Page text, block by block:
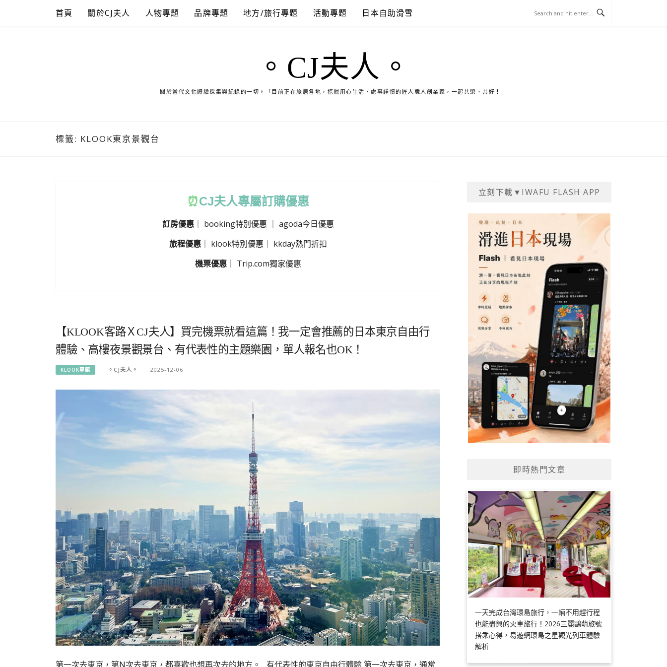
首頁 關於CJ夫人 人物專題 品牌專題 地方/旅行專題 活動專題 日本自助滑雪
。CJ夫人。
關於當代文化體驗採集與紀錄的一切。「目前正在旅居各地，挖掘用心生活、處事謹慎的匠人職人創業家，一起共榮、共好！」
標籤: KLOOK東京景觀台
⏰CJ夫人專屬訂購優惠
訂房優惠｜ booking特別優惠
agoda今日優惠
旅程優惠｜ klook特別優惠
kkday熱門折扣
機票優惠｜ Trip.com獨家優惠
【KLOOK客路ＸCJ夫人】買完機票就看這篇！我一定會推薦的日本東京自由行
體驗、高樓夜景觀景台、有代表性的主題樂園，單人報名也OK！
KLOOK專題 。CJ夫人。 2025-12-06
第一次去東京，第N次去東京，都喜歡也想再次去的地方。 有代表性的東京自由行體驗 第一次去東京，通常
立刻下載▼IWAFU FLASH APP
即時熱門文章
一天完成台灣環島旅行，一輛不用趕行程
也能盡興的火車旅行！2026三麗鷗萌旅號
搭乘心得，易遊網環島之星觀光列車體驗
解析